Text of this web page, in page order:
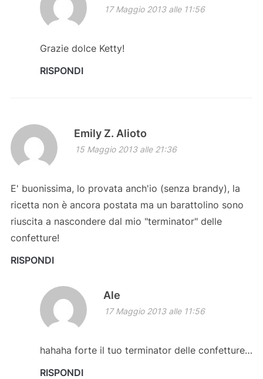
17 Maggio 2013 alle 11:56
Grazie dolce Ketty!
RISPONDI
Emily Z. Alioto
15 Maggio 2013 alle 21:36
E' buonissima, lo provata anch'io (senza brandy), la
ricetta non è ancora postata ma un barattolino sono
riuscita a nascondere dal mio "terminator" delle
confetture!
RISPONDI
Ale
17 Maggio 2013 alle 11:56
hahaha forte il tuo terminator delle confetture…
RISPONDI